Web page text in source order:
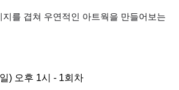
를 겹쳐 우연적인 아트웍을 만들어보는
) 오후 1시 - 1회차